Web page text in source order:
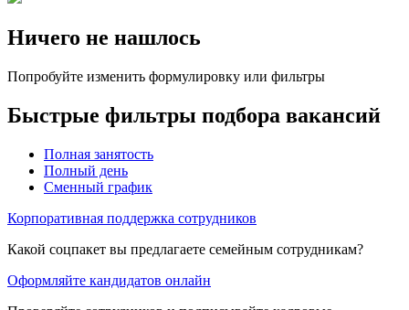
Ничего не нашлось
Попробуйте изменить формулировку или фильтры
Быстрые фильтры подбора вакансий
Полная занятость
Полный день
Сменный график
Корпоративная поддержка сотрудников
Какой соцпакет вы предлагаете семейным сотрудникам?
Оформляйте кандидатов онлайн